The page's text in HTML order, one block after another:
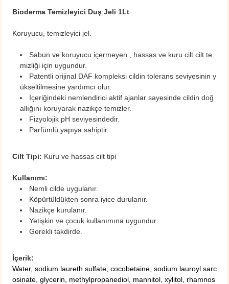
Bioderma Temizleyici Duş Jeli 1Lt
Koruyucu, temizleyici jel.
Sabun ve koruyucu içermeyen , hassas ve kuru cilt cilt te
mizliği için uygundur.
Patentli orijinal DAF kompleksi cildin tolerans seviyesinin y
ükseltilmesine yardımcı olur.
İçeriğindeki nemlendirici aktif ajanlar sayesinde cildin doğ
allığını koruyarak nazikçe temizler.
Fizyolojik pH seviyesindedir.
Parfümlü yapıya sahiptir.
Cilt Tipi: Kuru ve hassas cilt tipi
Kullanımı:
Nemli cilde uygulanır.
Köpürtüldükten sonra iyice durulanır.
Nazikçe kurulanır.
Yetişkin ve çocuk kullanımına uygundur.
Gerekli takdirde.
İçerik:
Water, sodium laureth sulfate, cocobetaine, sodium lauroyl sarc
osinate, glycerin, methylpropanediol, mannitol, xylitol, rhamnos